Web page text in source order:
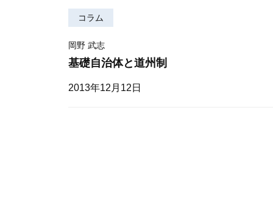
コラム
岡野 武志
基礎自治体と道州制
2013年12月12日